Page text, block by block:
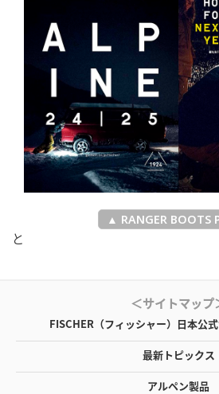
▲ RANGER BOOTS
と
＜サイトマップ
FISCHER（フィッシャー）日本公
最新トピックス
アルペン製品